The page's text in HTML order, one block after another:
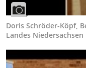
Doris Schröder-Köpf,
Landes Niedersachsen